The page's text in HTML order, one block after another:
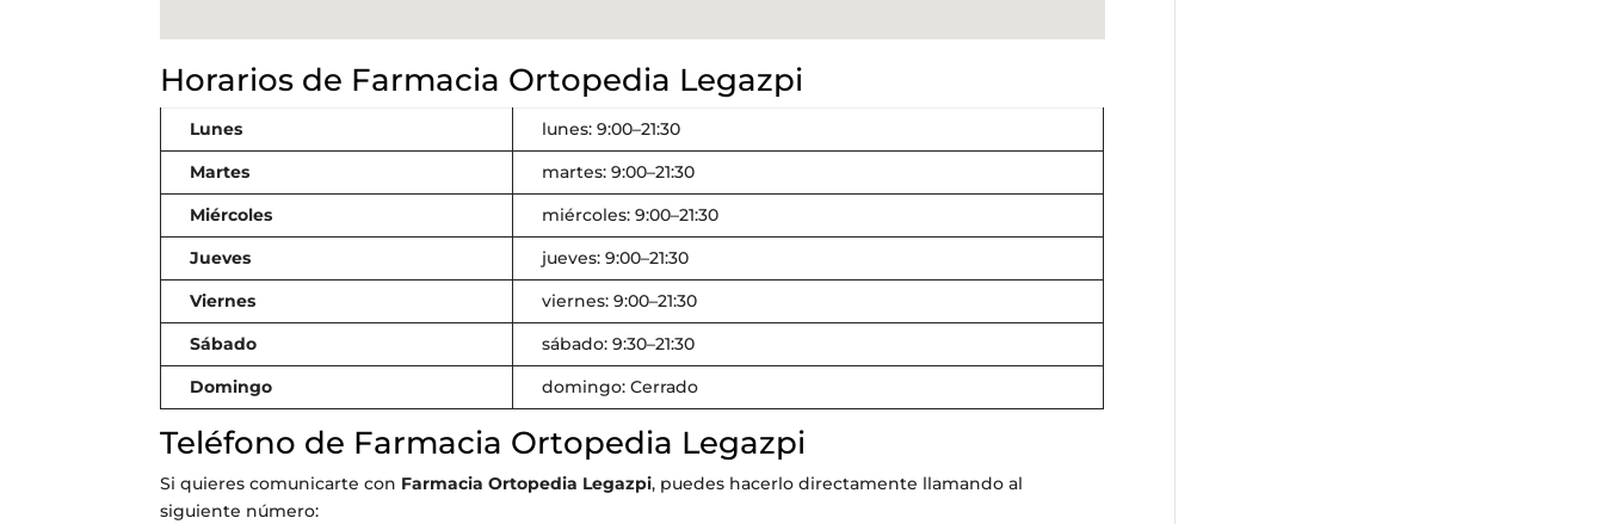
Horarios de Farmacia Ortopedia Legazpi
Lunes
lunes: 9:00–21:30
Martes
martes: 9:00–21:30
Miércoles
miércoles: 9:00–21:30
Jueves
jueves: 9:00–21:30
Viernes
viernes: 9:00–21:30
Sábado
sábado: 9:30–21:30
Domingo
domingo: Cerrado
Teléfono de Farmacia Ortopedia Legazpi
Si quieres comunicarte con Farmacia Ortopedia Legazpi, puedes hacerlo directamente llamando al
siguiente número: